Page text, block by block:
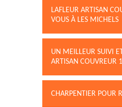
LAFLEUR ARTISAN
VOUS À LES MICHELS
UN MEILLEUR SUIVI
ARTISAN COUVREUR
CHARPENTIER POUR